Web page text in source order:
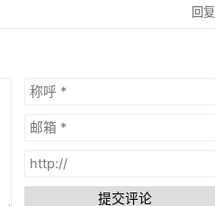
回复
提交评论